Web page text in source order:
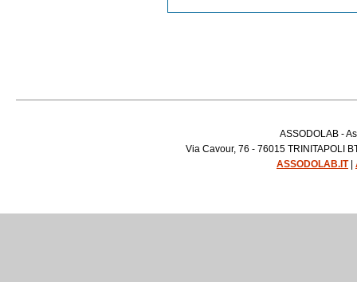
ASSODOLAB -
Via Cavour, 76 - 76015 TRINITAPOLI
ASSODOLAB.IT|